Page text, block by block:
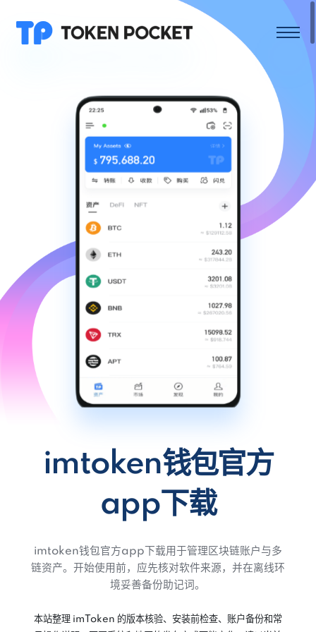
imtoken钱包官方
app下载
imtoken钱包官方app下载用于管理区块链账户与多
链资产。开始使用前，应先核对软件来源，并在离线环
境妥善备份助记词。
本站整理 imToken 的版本核验、安装前检查、账户备份和常